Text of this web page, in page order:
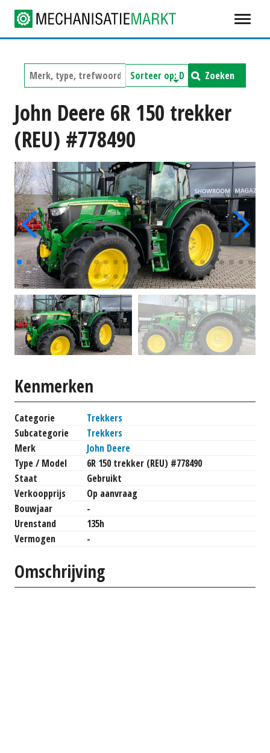
Zoeken
John Deere 6R 150 trekker
(REU) #778490
Kenmerken
Categorie
Trekkers
Subcategorie
Trekkers
Merk
John Deere
Type / Model
6R 150 trekker (REU) #778490
Staat
Gebruikt
Verkoopprijs
Op aanvraag
Bouwjaar
-
Urenstand
135h
Vermogen
-
Omschrijving